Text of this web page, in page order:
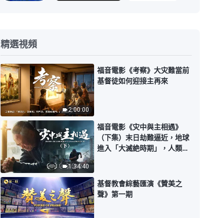
31:22
就能進天國嗎
33:51
【講道系列—信仰求真】神末世顯
現作工為什麽不是靈體，而是道成
33:22
【講道系列—信仰求真】什麽是道
成肉身
【講道系列—信仰求真】到底誰是
精選視頻
2:00:00
福音電影《考察》大灾難當前
基督徒如何迎接主再來
1:34:40
福音電影《灾中與主相遇》
（下集）末日劫難逼近，地球
進入「大滅絶時期」，人類進
基督教會綜藝匯演《贊美之
聲》第一期